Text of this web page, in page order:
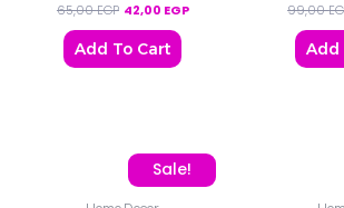
65,00EGP 42,00 EGP
Add To Cart
99,00
Add
Sale!
Original price was: 99,00 EGP.
Current price is: 73,00 EGP.